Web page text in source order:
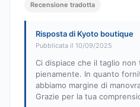
Recensione tradotta
Risposta di Kyoto boutique
Pubblicata il 10/09/2025
Ci dispiace che il taglio
pienamente. In quanto
abbiamo margine di
Grazie per la tua